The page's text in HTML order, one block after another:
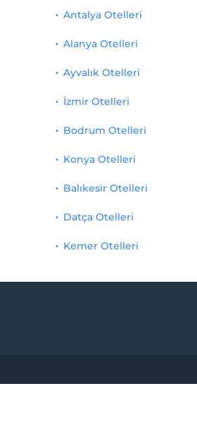
Antalya Otelleri
Alanya Otelleri
Ayvalık Otelleri
İzmir Otelleri
Bodrum Otelleri
Konya Otelleri
Balıkesir Otelleri
Datça Otelleri
Kemer Otelleri